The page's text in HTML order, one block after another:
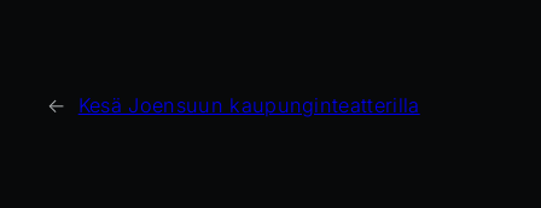
← Kesä Joensuun kaupunginteatterilla